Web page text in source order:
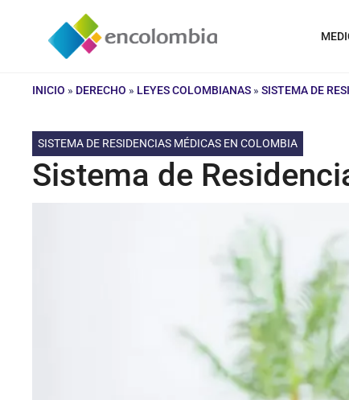
contenido
INICIO » DERECHO » LEYES COLOMBIANAS » SISTEMA DE
SISTEMA DE RESIDENCIAS MÉDICAS EN COLOMBIA
Sistema de